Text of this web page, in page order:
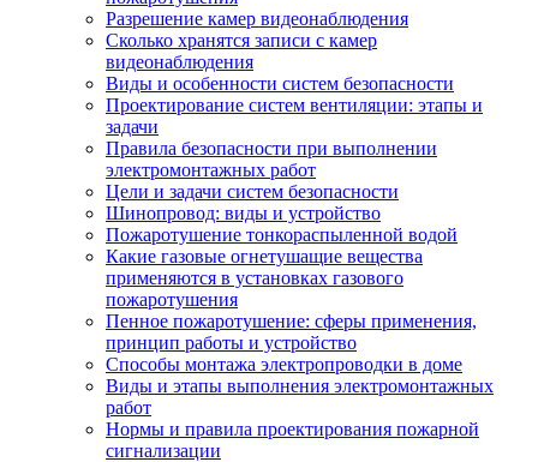
Разрешение камер видеонаблюдения
Сколько хранятся записи с камер
видеонаблюдения
Виды и особенности систем безопасности
Проектирование систем вентиляции: этапы и
задачи
Правила безопасности при выполнении
электромонтажных работ
Цели и задачи систем безопасности
Шинопровод: виды и устройство
Пожаротушение тонкораспыленной водой
Какие газовые огнетушащие вещества
применяются в установках газового
пожаротушения
Пенное пожаротушение: сферы применения,
принцип работы и устройство
Способы монтажа электропроводки в доме
Виды и этапы выполнения электромонтажных
работ
Нормы и правила проектирования пожарной
сигнализации